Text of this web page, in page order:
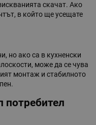
скачат. Ако
в който ще усещате
но ако са в кухненски
може да се чува
монтаж и стабилното
потребител